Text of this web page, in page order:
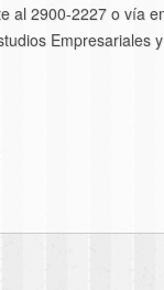
al 2900-2227 o vía
Empresariales